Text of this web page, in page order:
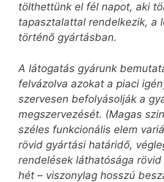
tölthettünk el fél napot, aki
tapasztalattal rendelkezik, a
történő gyártásban.
A látogatás gyárunk
felvázolva azokat a piaci
szervesen befolyásolják a
megszervezését. (Magas
széles funkcionális elem
rövid gyártási határidő,
rendelések láthatósága
hét – viszonylag hosszú